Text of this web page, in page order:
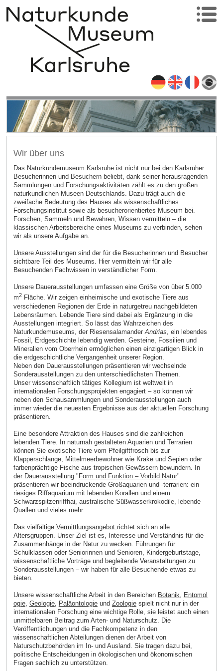
Wir über uns
Das Naturkundemuseum Karlsruhe ist nicht nur bei den Karlsruher
Besucherinnen und Besuchern beliebt, dank seiner herausragenden
Sammlungen und Forschungsaktivitäten zählt es zu den großen
naturkundlichen Museen Deutschlands. Dazu trägt auch die
zweifache Bedeutung des Hauses als wissenschaftliches
Forschungsinstitut sowie als besucherorientiertes Museum bei.
Forschen, Sammeln und Bewahren, Wissen vermitteln – die
klassischen Arbeitsbereiche eines Museums zu verbinden, sehen
wir als unsere Aufgabe an.
Unsere Ausstellungen sind der für die Besucherinnen und Besucher
sichtbare Teil des Museums. Hier vermitteln wir für alle
Besuchenden Fachwissen in verständlicher Form.
Unsere Dauerausstellungen umfassen eine Größe von über 5.000
m2Fläche. Wir zeigen einheimische und exotische Tiere aus
verschiedenen Regionen der Erde in naturgetreu nachgebildeten
Lebensräumen. Lebende Tiere sind dabei als Ergänzung in die
Ausstellungen integriert. So lässt das Wahrzeichen des
Naturkundemuseums, der Riesensalamander Andrias , ein lebendes
Fossil, Erdgeschichte lebendig werden. Gesteine, Fossilien und
Mineralien vom Oberrhein ermöglichen einen einzigartigen Blick in
die erdgeschichtliche Vergangenheit unserer Region.
Neben den Dauerausstellungen präsentieren wir wechselnde
Sonderausstellungen zu den unterschiedlichsten Themen.
Unser wissenschaftlich tätiges Kollegium ist weltweit in
internationalen Forschungsprojekten engagiert – so können wir
neben den Schausammlungen und Sonderausstellungen auch
immer wieder die neuesten Ergebnisse aus der aktuellen Forschung
präsentieren.
Eine besondere Attraktion des Hauses sind die zahlreichen
lebenden Tiere. In naturnah gestalteten Aquarien und Terrarien
können Sie exotische Tiere vom Pfeilgiftfrosch bis zur
Klapperschlange, Mittelmeerbewohner wie Krake und Sepien oder
farbenprächtige Fische aus tropischen Gewässern bewundern. In
der Dauerausstellung "Form und Funktion – Vorbild Natur"
präsentieren wir beeindruckende Großaquarien und -terrarien: ein
riesiges Riffaquarium mit lebenden Korallen und einem
Schwarzspitzenriffhai, australische Süßwasserkrokodile, lebende
Quallen und vieles mehr.
Das vielfältige Vermittlungsangebot richtet sich an alle
Altersgruppen. Unser Ziel ist es, Interesse und Verständnis für die
Zusammenhänge in der Natur zu wecken. Führungen für
Schulklassen oder Seniorinnen und Senioren, Kindergeburtstage,
wissenschaftliche Vorträge und begleitende Veranstaltungen zu
Sonderausstellungen – wir haben für alle Besuchende etwas zu
bieten.
Unsere wissenschaftliche Arbeit in den Bereichen Botanik
Entomol
ogie, Geologie, Paläontologieund Zoologiespielt nicht nur in der
internationalen Forschung eine wichtige Rolle, sie leistet auch einen
unmittelbaren Beitrag zum Arten- und Naturschutz. Die
Veröffentlichungen und die Fachkompetenz in den
wissenschaftlichen Abteilungen dienen der Arbeit von
Naturschutzbehörden im In- und Ausland. Sie tragen dazu bei,
politische Entscheidungen in ökologischen und ökonomischen
Fragen sachlich zu unterstützen.